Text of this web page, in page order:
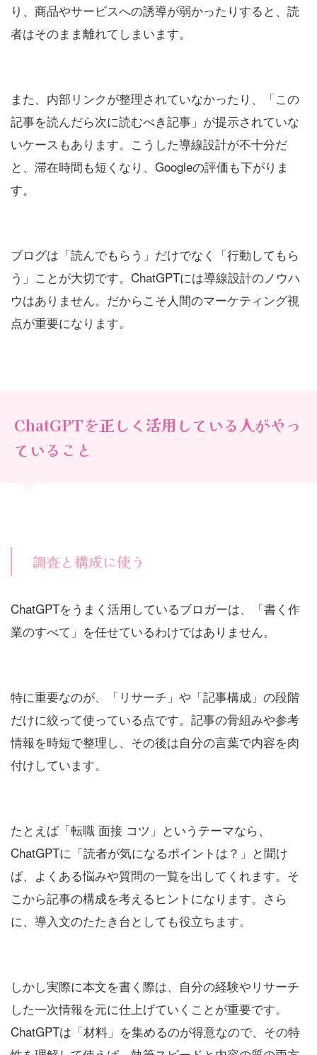
り、商品やサービスへの誘導が弱かったりすると、読
者はそのまま離れてしまいます。
また、内部リンクが整理されていなかったり、「この
記事を読んだら次に読むべき記事」が提示されていな
いケースもあります。こうした導線設計が不十分だ
と、滞在時間も短くなり、Googleの評価も下がりま
す。
ブログは「読んでもらう」だけでなく「行動してもら
う」ことが大切です。ChatGPTには導線設計のノウハ
ウはありません。だからこそ人間のマーケティング視
点が重要になります。
ChatGPTを正しく活用している人がやっ
ていること
調査と構成に使う
ChatGPTをうまく活用しているブロガーは、「書く作
業のすべて」を任せているわけではありません。
特に重要なのが、「リサーチ」や「記事構成」の段階
だけに絞って使っている点です。記事の骨組みや参考
情報を時短で整理し、その後は自分の言葉で内容を肉
付けしています。
たとえば「転職 面接 コツ」というテーマなら、
ChatGPTに「読者が気になるポイントは？」と聞け
ば、よくある悩みや質問の一覧を出してくれます。そ
こから記事の構成を考えるヒントになります。さら
に、導入文のたたき台としても役立ちます。
しかし実際に本文を書く際は、自分の経験やリサーチ
した一次情報を元に仕上げていくことが重要です。
ChatGPTは「材料」を集めるのが得意なので、その特